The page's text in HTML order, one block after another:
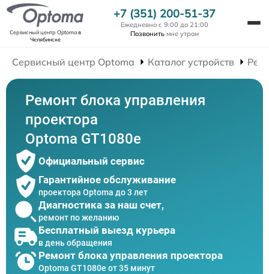
Сервисный центр Optomaв
Челябинске
+7 (351) 200-51-37
Ежедневно с 9:00 до 21:00
Позвонить мне утром
Сервисный центр Optoma Каталог устройств
Ремонт блока управления
проектора
Optoma GT1080e
Официальный сервис
Гарантийное обслуживание
проектора Optoma до 3 лет
Диагностика за наш счет,
ремонт по желанию
Бесплатный выезд курьера
в день обращения
Ремонт блока управления проектора
Optoma GT1080e от 35 минут